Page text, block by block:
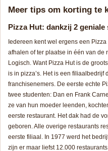
Meer tips om korting te
Pizza Hut: dankzij 2 geniale
Iedereen kent wel ergens een
afhalen of ter plaatse in één van de
Logisch. Want Pizza Hut is de
is in pizza’s. Het is een filiaalbedrijf
franchisenemers. De eerste echte
twee studenten: Dan en Frank
ze van hun moeder leenden,
eerste restaurant. Het dak had de
geboren. Alle overige restaurants
eerste filiaal. In 1977 werd het
zijn er maar liefst 12.000